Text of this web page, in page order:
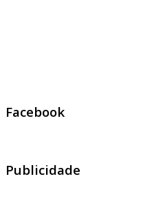
Facebook
Publicidade